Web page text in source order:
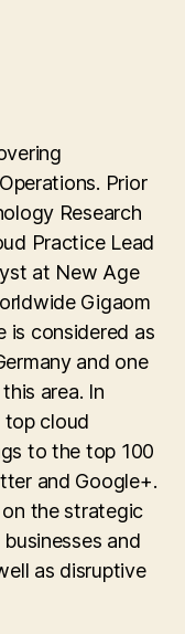
Prior
Research
Practice Lead
at New Age
Gigaom
is considered as
and one
area. In
top cloud
to the top 100
and Google+.
the strategic
and
as disruptive